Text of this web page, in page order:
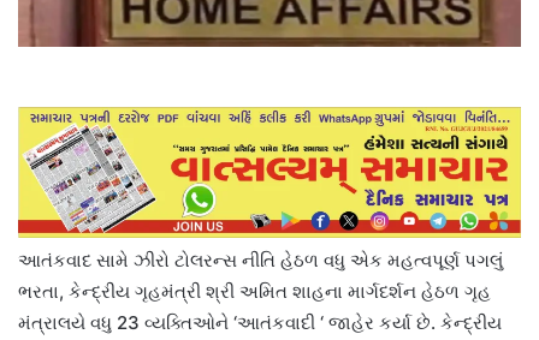
આતંકવાદ સામે ઝીરો ટોલરન્સ નીતિ હેઠળ વધુ એક મહત્વપૂર્ણ પગલું
ભરતા, કેન્દ્રીય ગૃહમંત્રી શ્રી અમિત શાહના માર્ગદર્શન હેઠળ ગૃહ
મંત્રાલયે વધુ 23 વ્યક્તિઓને ‘આતંકવાદી ‘ જાહેર કર્યા છે. કેન્દ્રીય